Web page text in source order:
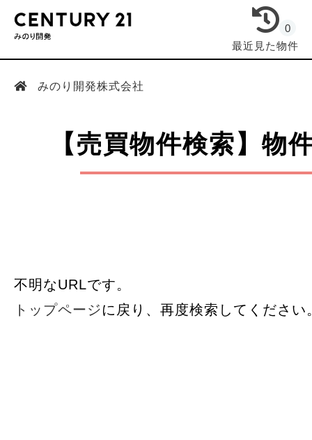
最近見た物件
0
みのり開発株式会社
【売買物件検索】物
不明なURLです。
トップページに戻り、再度検索してください